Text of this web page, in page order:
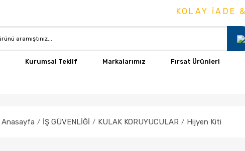
KOLAY İADE &
Kurumsal Teklif Markalarımız Fırsat Ürünleri
Anasayfa İŞ GÜVENLİĞİ KULAK KORUYUCULAR Hijyen Kiti